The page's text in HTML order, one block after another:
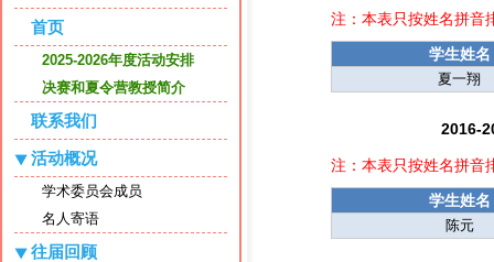
首页
2025-2026年度活动安排
决赛和夏令营教授简介
联系我们
活动概况
学术委员会成员
名人寄语
往届回顾
注：本表只按姓名拼音
学生姓名
夏一翔
2016-
注：本表只按姓名拼音
学生姓名
陈元